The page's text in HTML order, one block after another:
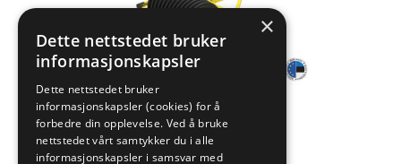
×
Dette nettstedet bruker
informasjonskapsler
Dette nettstedet bruker
informasjonskapsler (cookies) for å
forbedre din opplevelse. Ved å bruke
nettstedet vårt samtykker du i alle
informasjonskapsler i samsvar med